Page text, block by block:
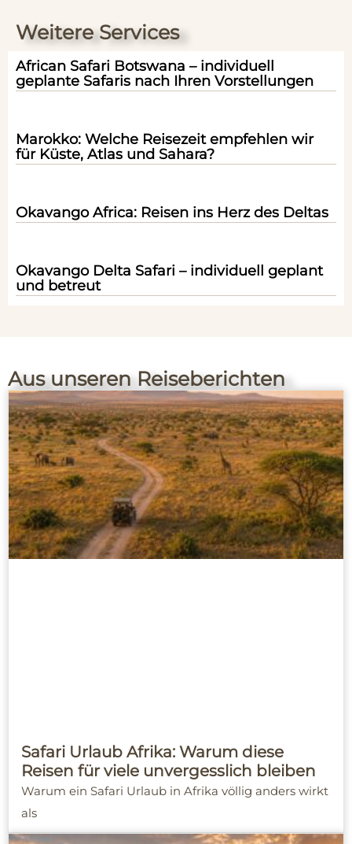
Weitere Services
African Safari Botswana – individuell
geplante Safaris nach Ihren Vorstellungen
Marokko: Welche Reisezeit empfehlen wir
für Küste, Atlas und Sahara?
Okavango Africa: Reisen ins Herz des Deltas
Okavango Delta Safari – individuell geplant
und betreut
Aus unseren Reiseberichten
Safari Urlaub Afrika: Warum diese
Reisen für viele unvergesslich bleiben
Warum ein Safari Urlaub in Afrika völlig anders wirkt
als